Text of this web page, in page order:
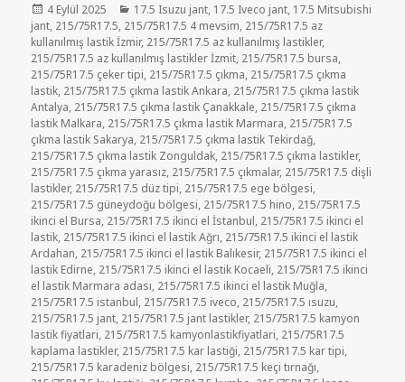
Yayın
tarihi
4 Eylül 2025 Kategoriler
17.5 Isuzu jant, 17.5 Iveco jant, 17.5 Mitsubishi
jant, 215/75R17.5, 215/75R17.5 4 mevsim, 215/75R17.5 az
kullanılmış lastik İzmir, 215/75R17.5 az kullanılmış lastikler,
215/75R17.5 az kullanılmış lastikler İzmit, 215/75R17.5 bursa,
215/75R17.5 çeker tipi, 215/75R17.5 çıkma, 215/75R17.5 çıkma
lastik, 215/75R17.5 çıkma lastik Ankara, 215/75R17.5 çıkma lastik
Antalya, 215/75R17.5 çıkma lastik Çanakkale, 215/75R17.5 çıkma
lastik Malkara, 215/75R17.5 çıkma lastik Marmara, 215/75R17.5
çıkma lastik Sakarya, 215/75R17.5 çıkma lastik Tekirdağ,
215/75R17.5 çıkma lastik Zonguldak, 215/75R17.5 çıkma lastikler,
215/75R17.5 çıkma yarasız, 215/75R17.5 çıkmalar, 215/75R17.5 dişli
lastikler, 215/75R17.5 düz tipi, 215/75R17.5 ege bölgesi,
215/75R17.5 güneydoğu bölgesi, 215/75R17.5 hino, 215/75R17.5
ikinci el Bursa, 215/75R17.5 ikinci el İstanbul, 215/75R17.5 ikinci el
lastik, 215/75R17.5 ikinci el lastik Ağrı, 215/75R17.5 ikinci el lastik
Ardahan, 215/75R17.5 ikinci el lastik Balıkesir, 215/75R17.5 ikinci el
lastik Edirne, 215/75R17.5 ikinci el lastik Kocaeli, 215/75R17.5 ikinci
el lastik Marmara adası, 215/75R17.5 ikinci el lastik Muğla,
215/75R17.5 istanbul, 215/75R17.5 iveco, 215/75R17.5 ısuzu,
215/75R17.5 jant, 215/75R17.5 jant lastikler, 215/75R17.5 kamyon
lastik fiyatlari, 215/75R17.5 kamyonlastikfiyatlari, 215/75R17.5
kaplama lastikler, 215/75R17.5 kar lastiği, 215/75R17.5 kar tipi,
215/75R17.5 karadeniz bölgesi, 215/75R17.5 keçi tırnağı,